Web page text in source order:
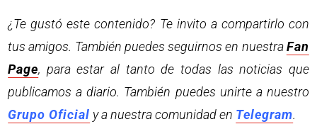
¿Te gustó este contenido? Te invito a compartirlo con
tus amigos. También puedes seguirnos en nuestraFan
Page, para estar al tanto de todas las noticias que
publicamos a diario. También puedes unirte a nuestro
Grupo Oficial y a nuestra comunidad en Telegram.